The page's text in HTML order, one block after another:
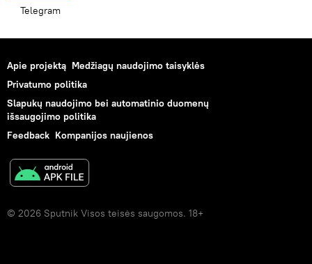
Telegram
Apie projektą Medžiagų naudojimo taisyklės
Privatumo politika
Slapukų naudojimo bei automatinio duomenų
išsaugojimo politika
Feedback Kompanijos naujienos
© 2026 Sputnik Visos teisės saugomos. 18+